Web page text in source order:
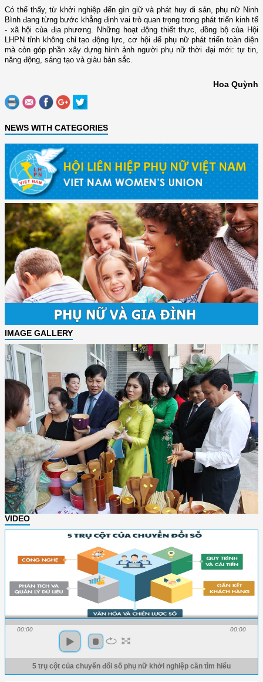
Có thể thấy, từ khởi nghiệp đến gìn giữ và phát huy di sản, phụ nữ Ninh
Bình đang từng bước khẳng định vai trò quan trọng trong phát triển kinh tế
- xã hội của địa phương. Những hoạt động thiết thực, đồng bộ của Hội
LHPN tỉnh không chỉ tạo động lực, cơ hội để phụ nữ phát triển toàn diện
mà còn góp phần xây dựng hình ảnh người phụ nữ thời đại mới: tự tin,
năng động, sáng tạo và giàu bản sắc.
Hoa Quỳnh
NEWS WITH CATEGORIES
IMAGE GALLERY
VIDEO
00:00 00:00
5 trụ cột của chuyển đổi số phụ nữ khởi nghiệp cần tìm hiểu